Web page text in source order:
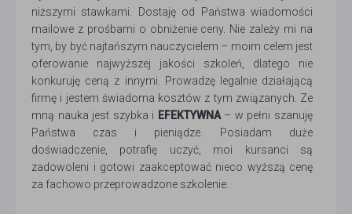
niższymi stawkami. Dostaję od Państwa wiadomości
mailowe z prośbami o obniżenie ceny. Nie zależy mi na
tym, by być najtańszym nauczycielem – moim celem jest
oferowanie najwyższej jakości szkoleń, dlatego nie
konkuruję ceną z innymi. Prowadzę legalnie działającą
firmę i jestem świadoma kosztów z tym związanych. Ze
mną nauka jest szybka i EFEKTYWNA– w pełni szanuję
Państwa czas i pieniądze. Posiadam duże
doświadczenie, potrafię uczyć, moi kursanci są
zadowoleni i gotowi zaakceptować nieco wyższą cenę
za fachowo przeprowadzone szkolenie.